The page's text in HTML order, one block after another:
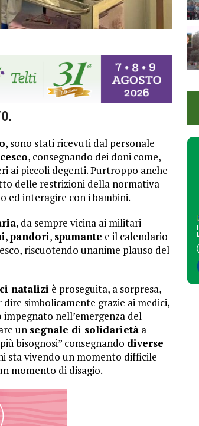
, sono stati ricevuti dal personale
, consegnando dei doni come,
ai piccoli degenti. Purtroppo anche
delle restrizioni della normativa
ed interagire con i bambini.
, da sempre vicina ai militari
,pandori, spumante e il calendario
riscuotendo unanime plauso del
natalizi è proseguita, a sorpresa,
dire simbolicamente grazie ai medici,
impegnato nell’emergenza del
un segnale di solidarietà a
bisognosi” consegnando diverse
sta vivendo un momento difficile
momento di disagio.